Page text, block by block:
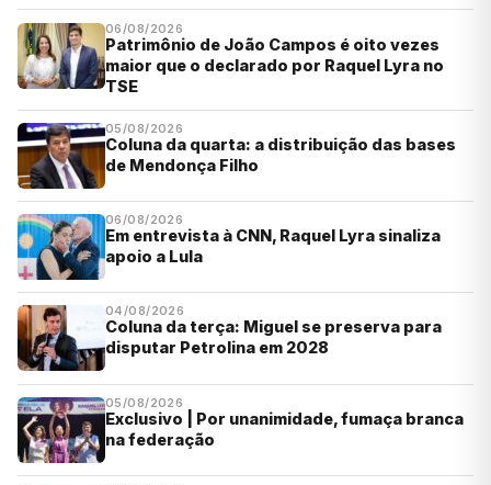
06/08/2026
Patrimônio de João Campos é oito vezes
maior que o declarado por Raquel Lyra no
TSE
05/08/2026
Coluna da quarta: a distribuição das bases
de Mendonça Filho
06/08/2026
Em entrevista à CNN, Raquel Lyra sinaliza
apoio a Lula
04/08/2026
Coluna da terça: Miguel se preserva para
disputar Petrolina em 2028
05/08/2026
Exclusivo | Por unanimidade, fumaça branca
na federação